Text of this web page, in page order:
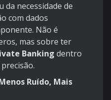
da necessidade de
com dados
Não é
mas sobre ter
Banking dentro
Ruído, Mais